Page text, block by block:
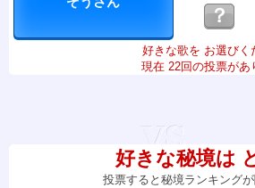
？
好きな歌を お選びく
現在 22回の投票があ
好きな秘境は
投票すると秘境ランキング